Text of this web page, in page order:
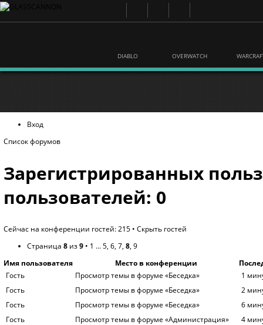
DIABLO OVERWATCH
Вход
Список форумов
Зарегистрированных
пользователей: 0
Сейчас на конференции гостей: 215 • Скрыть гостей
Страница 8 из9 • 1 ...5, 6, 7, 8, 9
Имя пользователя
Место в конференции
Гость
Просмотр темы в форуме «Беседка»
1
Гость
Просмотр темы в форуме «Беседка»
2
Гость
Просмотр темы в форуме «Беседка»
6
Гость
Просмотр темы в форуме «Администрация»
4